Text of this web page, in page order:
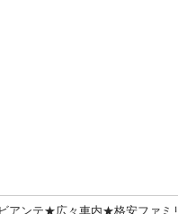
アンテ★広々車内★格安ファミ